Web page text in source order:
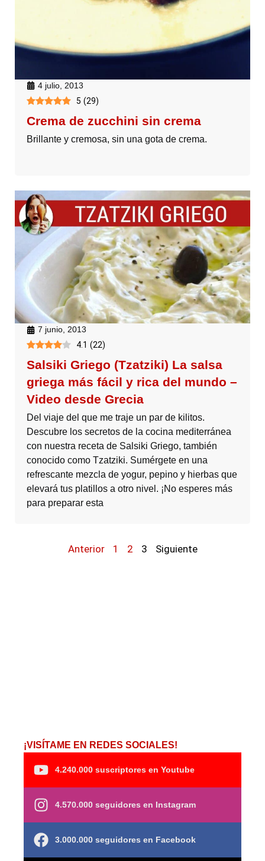
4 julio, 2013
5 (29)
Crema de zucchini sin crema
Brillante y cremosa, sin una gota de crema.
7 junio, 2013
4.1 (22)
Salsiki Griego (Tzatziki) La salsa
griega más fácil y rica del mundo –
Video desde Grecia
Del viaje del que me traje un par de kilitos.
Descubre los secretos de la cocina mediterránea
con nuestra receta de Salsiki Griego, también
conocido como Tzatziki. Sumérgete en una
refrescante mezcla de yogur, pepino y hierbas que
elevará tus platillos a otro nivel. ¡No esperes más
para preparar esta
Anterior 1 2 3 Siguiente
¡VISÍTAME EN REDES SOCIALES!
4.240.000 suscriptores en Youtube
4.570.000 seguidores en Instagram
3.000.000 seguidores en Facebook